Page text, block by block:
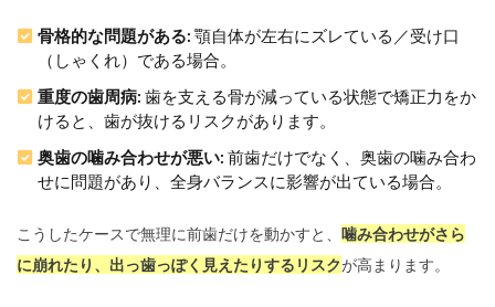
骨格的な問題がある: 顎自体が左右にズレている／受け口
（しゃくれ）である場合。
重度の歯周病: 歯を支える骨が減っている状態で矯正力をか
けると、歯が抜けるリスクがあります。
奥歯の噛み合わせが悪い: 前歯だけでなく、奥歯の噛み合わ
せに問題があり、全身バランスに影響が出ている場合。
こうしたケースで無理に前歯だけを動かすと、 噛み合わせがさら
に崩れたり、出っ歯っぽく見えたりするリスクが高まります。